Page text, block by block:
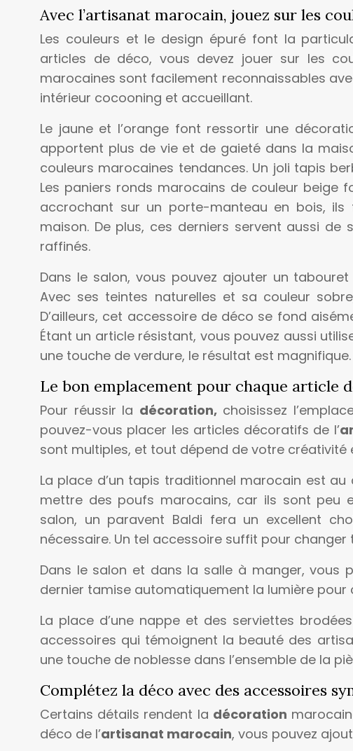
Avec l’artisanat marocain, jouez sur les
Les couleurs et le design épuré font la
articles de déco, vous devez jouer sur les
marocaines sont facilement reconnaissables
intérieur cocooning et accueillant.
Le jaune et l’orange font ressortir une
apportent plus de vie et de gaieté dans la
couleurs marocaines tendances. Un joli tapis
Les paniers ronds marocains de couleur beige
accrochant sur un porte-manteau en bois,
maison. De plus, ces derniers servent aussi
raffinés.
Dans le salon, vous pouvez ajouter un
Avec ses teintes naturelles et sa couleur
D’ailleurs, cet accessoire de déco se fond
Étant un article résistant, vous pouvez aussi
une touche de verdure, le résultat est magnifique.
Le bon emplacement pour chaque article
Pour réussir la décoration, choisissez
pouvez-vous placer les articles décoratifs de l’
sont multiples, et tout dépend de votre créativité
La place d’un tapis traditionnel marocain est
mettre des poufs marocains, car ils sont peu
salon, un paravent Baldi fera un excellent
nécessaire. Un tel accessoire suffit pour changer
Dans le salon et dans la salle à manger, vous
dernier tamise automatiquement la lumière
La place d’une nappe et des serviettes
accessoires qui témoignent la beauté des
une touche de noblesse dans l’ensemble de la
Complétez la déco avec des accessoires
Certains détails rendent la décoration
déco de l’artisanat marocain, vous pouvez